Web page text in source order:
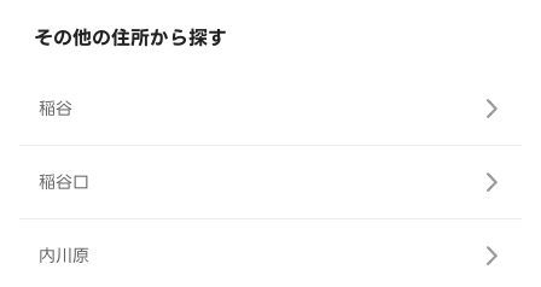
その他の住所から探す
稲谷
稲谷口
内川原